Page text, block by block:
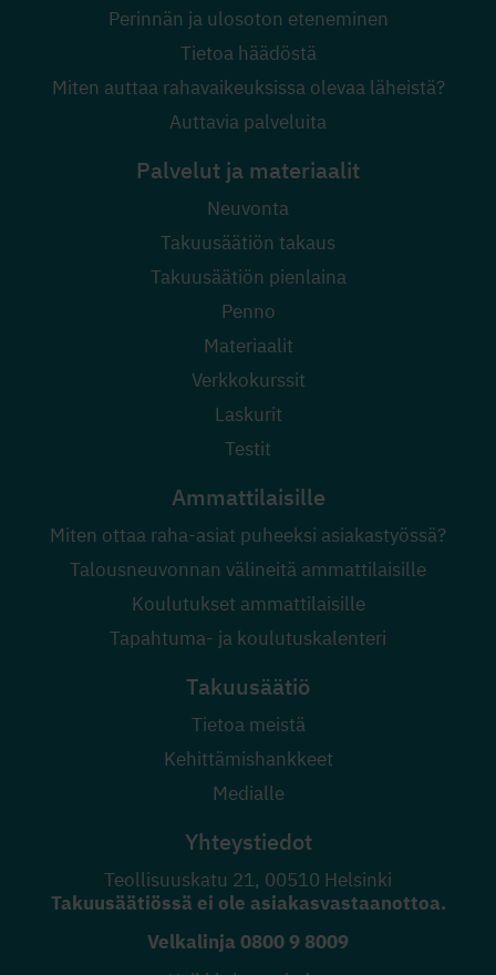
Perinnän ja ulosoton eteneminen
Tietoa häädöstä
Miten auttaa rahavaikeuksissa olevaa läheistä?
Auttavia palveluita
Palvelut ja materiaalit
Neuvonta
Takuusäätiön takaus
Takuusäätiön pienlaina
Penno
Materiaalit
Verkkokurssit
Laskurit
Testit
Ammattilaisille
Miten ottaa raha-asiat puheeksi asiakastyössä?
Talousneuvonnan välineitä ammattilaisille
Koulutukset ammattilaisille
Tapahtuma- ja koulutuskalenteri
Takuusäätiö
Tietoa meistä
Kehittämishankkeet
Medialle
Yhteystiedot
Teollisuuskatu 21, 00510 Helsinki
Takuusäätiössä ei ole asiakasvastaanottoa.
Velkalinja 0800 9 8009